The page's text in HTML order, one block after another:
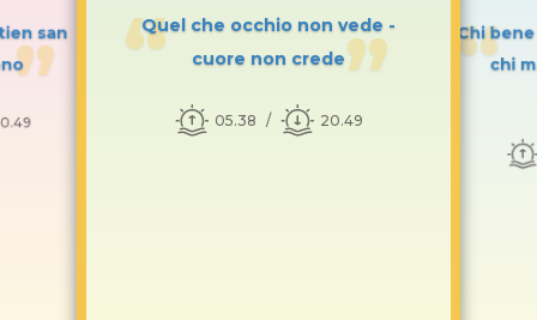
san
Quel che occhio non vede -
cuore non crede
05.38 20.49
Chi
chi